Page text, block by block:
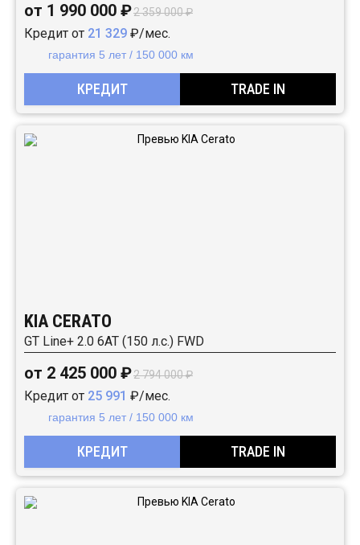
от 1 990 000 ₽2 359 000 ₽
Кредит от 21 329 ₽/мес.
гарантия 5 лет / 150 000 км
КРЕДИТ TRADE IN
KIA CERATO
GT Line+ 2.0 6AT (150 л.с.) FWD
от 2 425 000 ₽2 794 000 ₽
Кредит от 25 991 ₽/мес.
гарантия 5 лет / 150 000 км
КРЕДИТ TRADE IN